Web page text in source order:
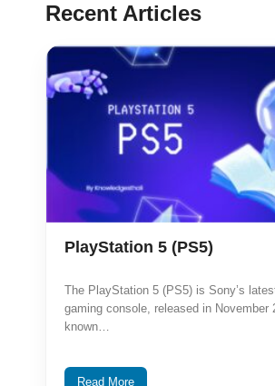
Recent Articles
PlayStation 5 (PS5)
The PlayStation 5 (PS5) is Sony’s
gaming console, released in November
known…
Read More